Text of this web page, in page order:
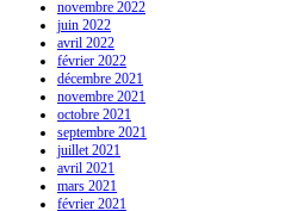
novembre 2022
juin 2022
avril 2022
février 2022
décembre 2021
novembre 2021
octobre 2021
septembre 2021
juillet 2021
avril 2021
mars 2021
février 2021